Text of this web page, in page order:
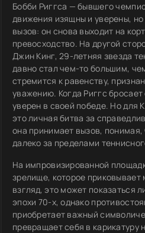
Бобби Риггса — бывшего
движения изящны и уверены,
вызов: он снова выходит на
превосходство. На другой
Джин Кинг, 29-летняя звезда
давно стал чем-то большим,
стремится к равенству,
уважению. Когда Риггс
уверен в своей победе. Но для
это личная битва за
она принимает вызов, понимая,
далеко за пределами
На импровизированной
зрелище, которое
взгляд, это может показаться
эпохи 70-х, однако
приобретает важный
превращает себя в карикатуру